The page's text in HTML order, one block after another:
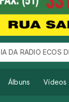
FM87,7
Álbuns Vídeos